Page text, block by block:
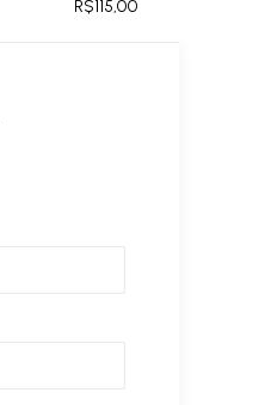
R$115,00